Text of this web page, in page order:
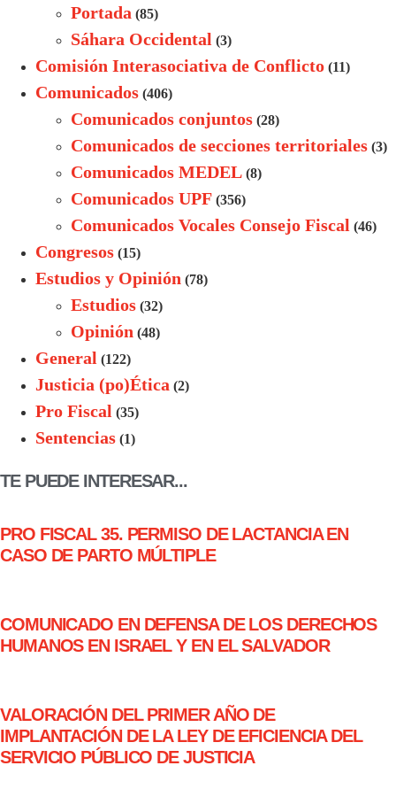
Portada (85)
Sáhara Occidental (3)
Comisión Interasociativa de Conflicto (11)
Comunicados (406)
Comunicados conjuntos (28)
Comunicados de secciones territoriales (3)
Comunicados MEDEL (8)
Comunicados UPF (356)
Comunicados Vocales Consejo Fiscal (46)
Congresos (15)
Estudios y Opinión (78)
Estudios (32)
Opinión (48)
General (122)
Justicia (po)Ética (2)
Pro Fiscal (35)
Sentencias (1)
TE PUEDE INTERESAR...
PRO FISCAL 35. PERMISO DE LACTANCIA EN
CASO DE PARTO MÚLTIPLE
COMUNICADO EN DEFENSA DE LOS DERECHOS
HUMANOS EN ISRAEL Y EN EL SALVADOR
VALORACIÓN DEL PRIMER AÑO DE
IMPLANTACIÓN DE LA LEY DE EFICIENCIA DEL
SERVICIO PÚBLICO DE JUSTICIA